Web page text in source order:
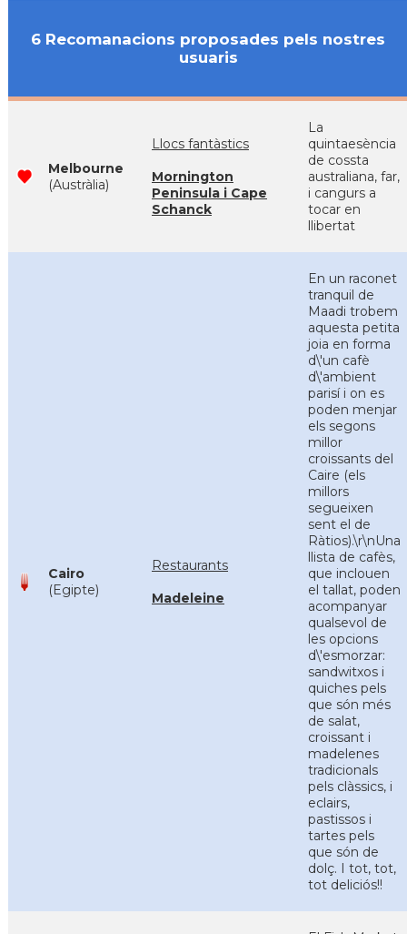
6 Recomanacions proposades pels nostres
usuaris
Melbourne
(Austràlia)
Llocs fantàstics
Mornington
Peninsula i Cape
Schanck
La
quintaesència
de cossta
australiana, far,
i cangurs a
tocar en
llibertat
Cairo
(Egipte)
Restaurants
Madeleine
En un raconet
tranquil de
Maadi trobem
aquesta petita
joia en forma
d\'un cafè
d\'ambient
parisí i on es
poden menjar
els segons
millor
croissants del
Caire (els
millors
segueixen
sent el de
Ràtios).\r\nUna
llista de cafès,
que inclouen
el tallat, poden
acompanyar
qualsevol de
les opcions
d\'esmorzar:
sandwitxos i
quiches pels
que són més
de salat,
croissant i
madelenes
tradicionals
pels clàssics, i
eclairs,
pastissos i
tartes pels
que són de
dolç. I tot, tot,
tot deliciós!!